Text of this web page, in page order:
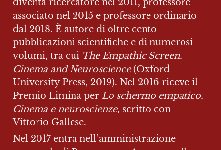
diventa ricercatore nel 2011, professore
associato nel 2015 e professore ordinario
dal 2018. È autore di oltre cento
pubblicazioni scientifiche e di numerosi
volumi, tra cui The Empathic Screen.
Cinema and Neuroscience (Oxford
University Press, 2019). Nel 2016 riceve il
Premio Limina per Lo schermo empatico.
Cinema e neuroscienze, scritto con
Vittorio Gallese.
Nel 2017 entra nell’amministrazione